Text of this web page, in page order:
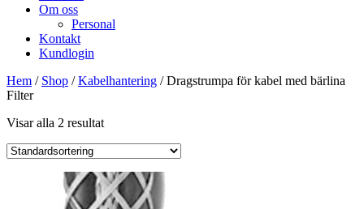
Om oss
Personal
Kontakt
Kundlogin
Hem / Shop /Kabelhantering / Dragstrumpa för kabel med bärlina
Filter
Visar alla 2 resultat